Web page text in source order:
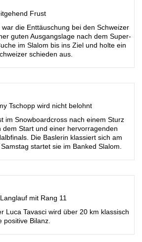
Frust
die Enttäuschung bei den Schweizer
guten Ausgangslage nach dem Super-
im Slalom bis ins Ziel und holte ein
schieden aus.
Tschopp wird nicht belohnt
im Snowboardcross nach einem Sturz
dem Start und einer hervorragenden
Die Baslerin klassiert sich am
startet sie im Banked Slalom.
mit Rang 11
Luca Tavasci wird über 20 km klassisch
positive Bilanz.